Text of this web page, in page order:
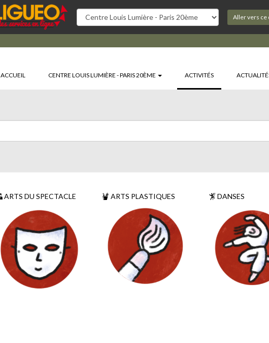
Aller vers ce
ACCUEIL CENTRE LOUIS LUMIÈRE - PARIS 20ÈME ACTIVITÉS(CURRENT)
ARTS DU SPECTACLE ARTS PLASTIQUES DANSES